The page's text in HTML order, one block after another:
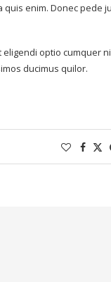
enim. Donec pede
optio cumquer
ducimus quilor.